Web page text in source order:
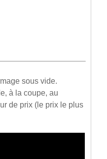
sous vide.
à la coupe, au
de prix (le prix le plus